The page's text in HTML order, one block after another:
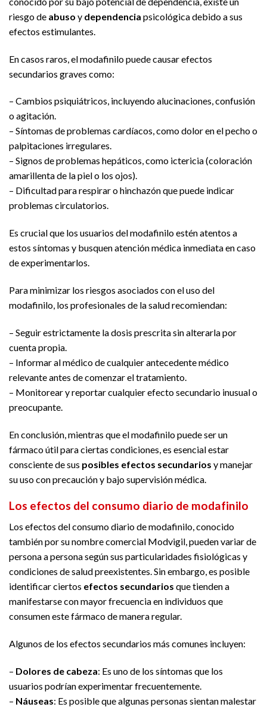
riesgo de abuso y dependencia psicológica debido a sus
efectos estimulantes.
En casos raros, el modafinilo puede causar efectos
secundarios graves como:
– Cambios psiquiátricos, incluyendo alucinaciones, confusión
o agitación.
– Síntomas de problemas cardíacos, como dolor en el pecho o
palpitaciones irregulares.
– Signos de problemas hepáticos, como ictericia (coloración
amarillenta de la piel o los ojos).
– Dificultad para respirar o hinchazón que puede indicar
problemas circulatorios.
Es crucial que los usuarios del modafinilo estén atentos a
estos síntomas y busquen atención médica inmediata en caso
de experimentarlos.
Para minimizar los riesgos asociados con el uso del
modafinilo, los profesionales de la salud recomiendan:
– Seguir estrictamente la dosis prescrita sin alterarla por
cuenta propia.
– Informar al médico de cualquier antecedente médico
relevante antes de comenzar el tratamiento.
– Monitorear y reportar cualquier efecto secundario inusual o
preocupante.
En conclusión, mientras que el modafinilo puede ser un
fármaco útil para ciertas condiciones, es esencial estar
consciente de sus posibles efectos secundarios y manejar
su uso con precaución y bajo supervisión médica.
Los efectos del consumo diario de modafinilo
Los efectos del consumo diario de modafinilo, conocido
también por su nombre comercial Modvigil, pueden variar de
persona a persona según sus particularidades fisiológicas y
condiciones de salud preexistentes. Sin embargo, es posible
identificar ciertos efectos secundarios que tienden a
manifestarse con mayor frecuencia en individuos que
consumen este fármaco de manera regular.
Algunos de los efectos secundarios más comunes incluyen:
– Dolores de cabeza: Es uno de los síntomas que los
usuarios podrían experimentar frecuentemente.
– Náuseas: Es posible que algunas personas sientan malestar